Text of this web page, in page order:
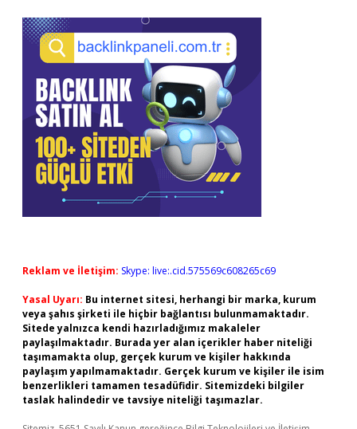
Reklam ve İletişim: Skype: live:.cid.575569c608265c69
Yasal Uyarı: Bu internet sitesi, herhangi bir marka, kurum
veya şahıs şirketi ile hiçbir bağlantısı bulunmamaktadır.
Sitede yalnızca kendi hazırladığımız makaleler
paylaşılmaktadır. Burada yer alan içerikler haber niteliği
taşımamakta olup, gerçek kurum ve kişiler hakkında
paylaşım yapılmamaktadır. Gerçek kurum ve kişiler ile isim
benzerlikleri tamamen tesadüfidir. Sitemizdeki bilgiler
taslak halindedir ve tavsiye niteliği taşımazlar.